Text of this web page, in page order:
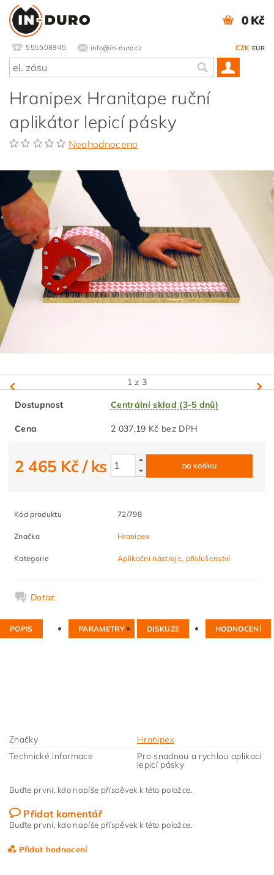
555508945 info@in-duro.cz CZK EUR
0 Kč
Hranipex Hranitape ruční
aplikátor lepicí pásky
Neohodnoceno
1 z 3
Dostupnost Centrální sklad (3-5 dnů)
Cena 2 037,19 Kč bez DPH
2 465 Kč/ ks
Kód produktu 72/798
Značka Hranipex
Kategorie Aplikační nástroje, příslušenství
Dotaz
POPIS PARAMETRY DISKUZE HODNOCENÍ
Značky
Hranipex
Technické informace
Pro snadnou a rychlou aplikaci
lepicí pásky
Buďte první, kdo napíše příspěvek k této položce.
Přidat komentář
Buďte první, kdo napíše příspěvek k této položce.
Přidat hodnocení